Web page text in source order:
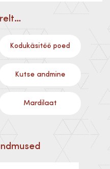
Kodukäsitöö poed
Kutse andmine
Mardilaat